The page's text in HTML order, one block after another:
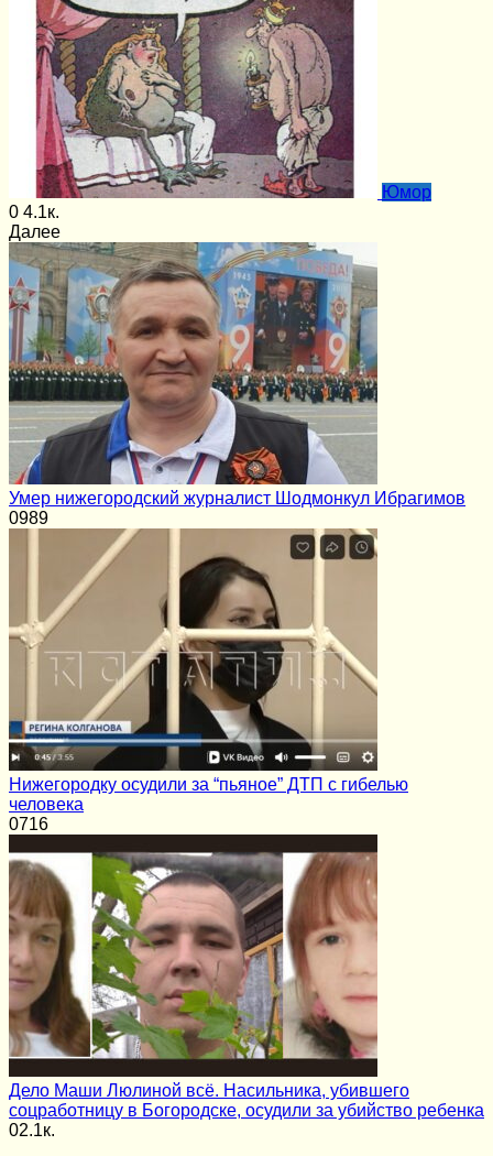
Юмор
0 4.1к.
Далее
Умер нижегородский журналист Шодмонкул Ибрагимов
0989
Нижегородку осудили за “пьяное” ДТП с гибелью
человека
0716
Дело Маши Люлиной всё. Насильника, убившего
соцработницу в Богородске, осудили за убийство ребенка
02.1к.